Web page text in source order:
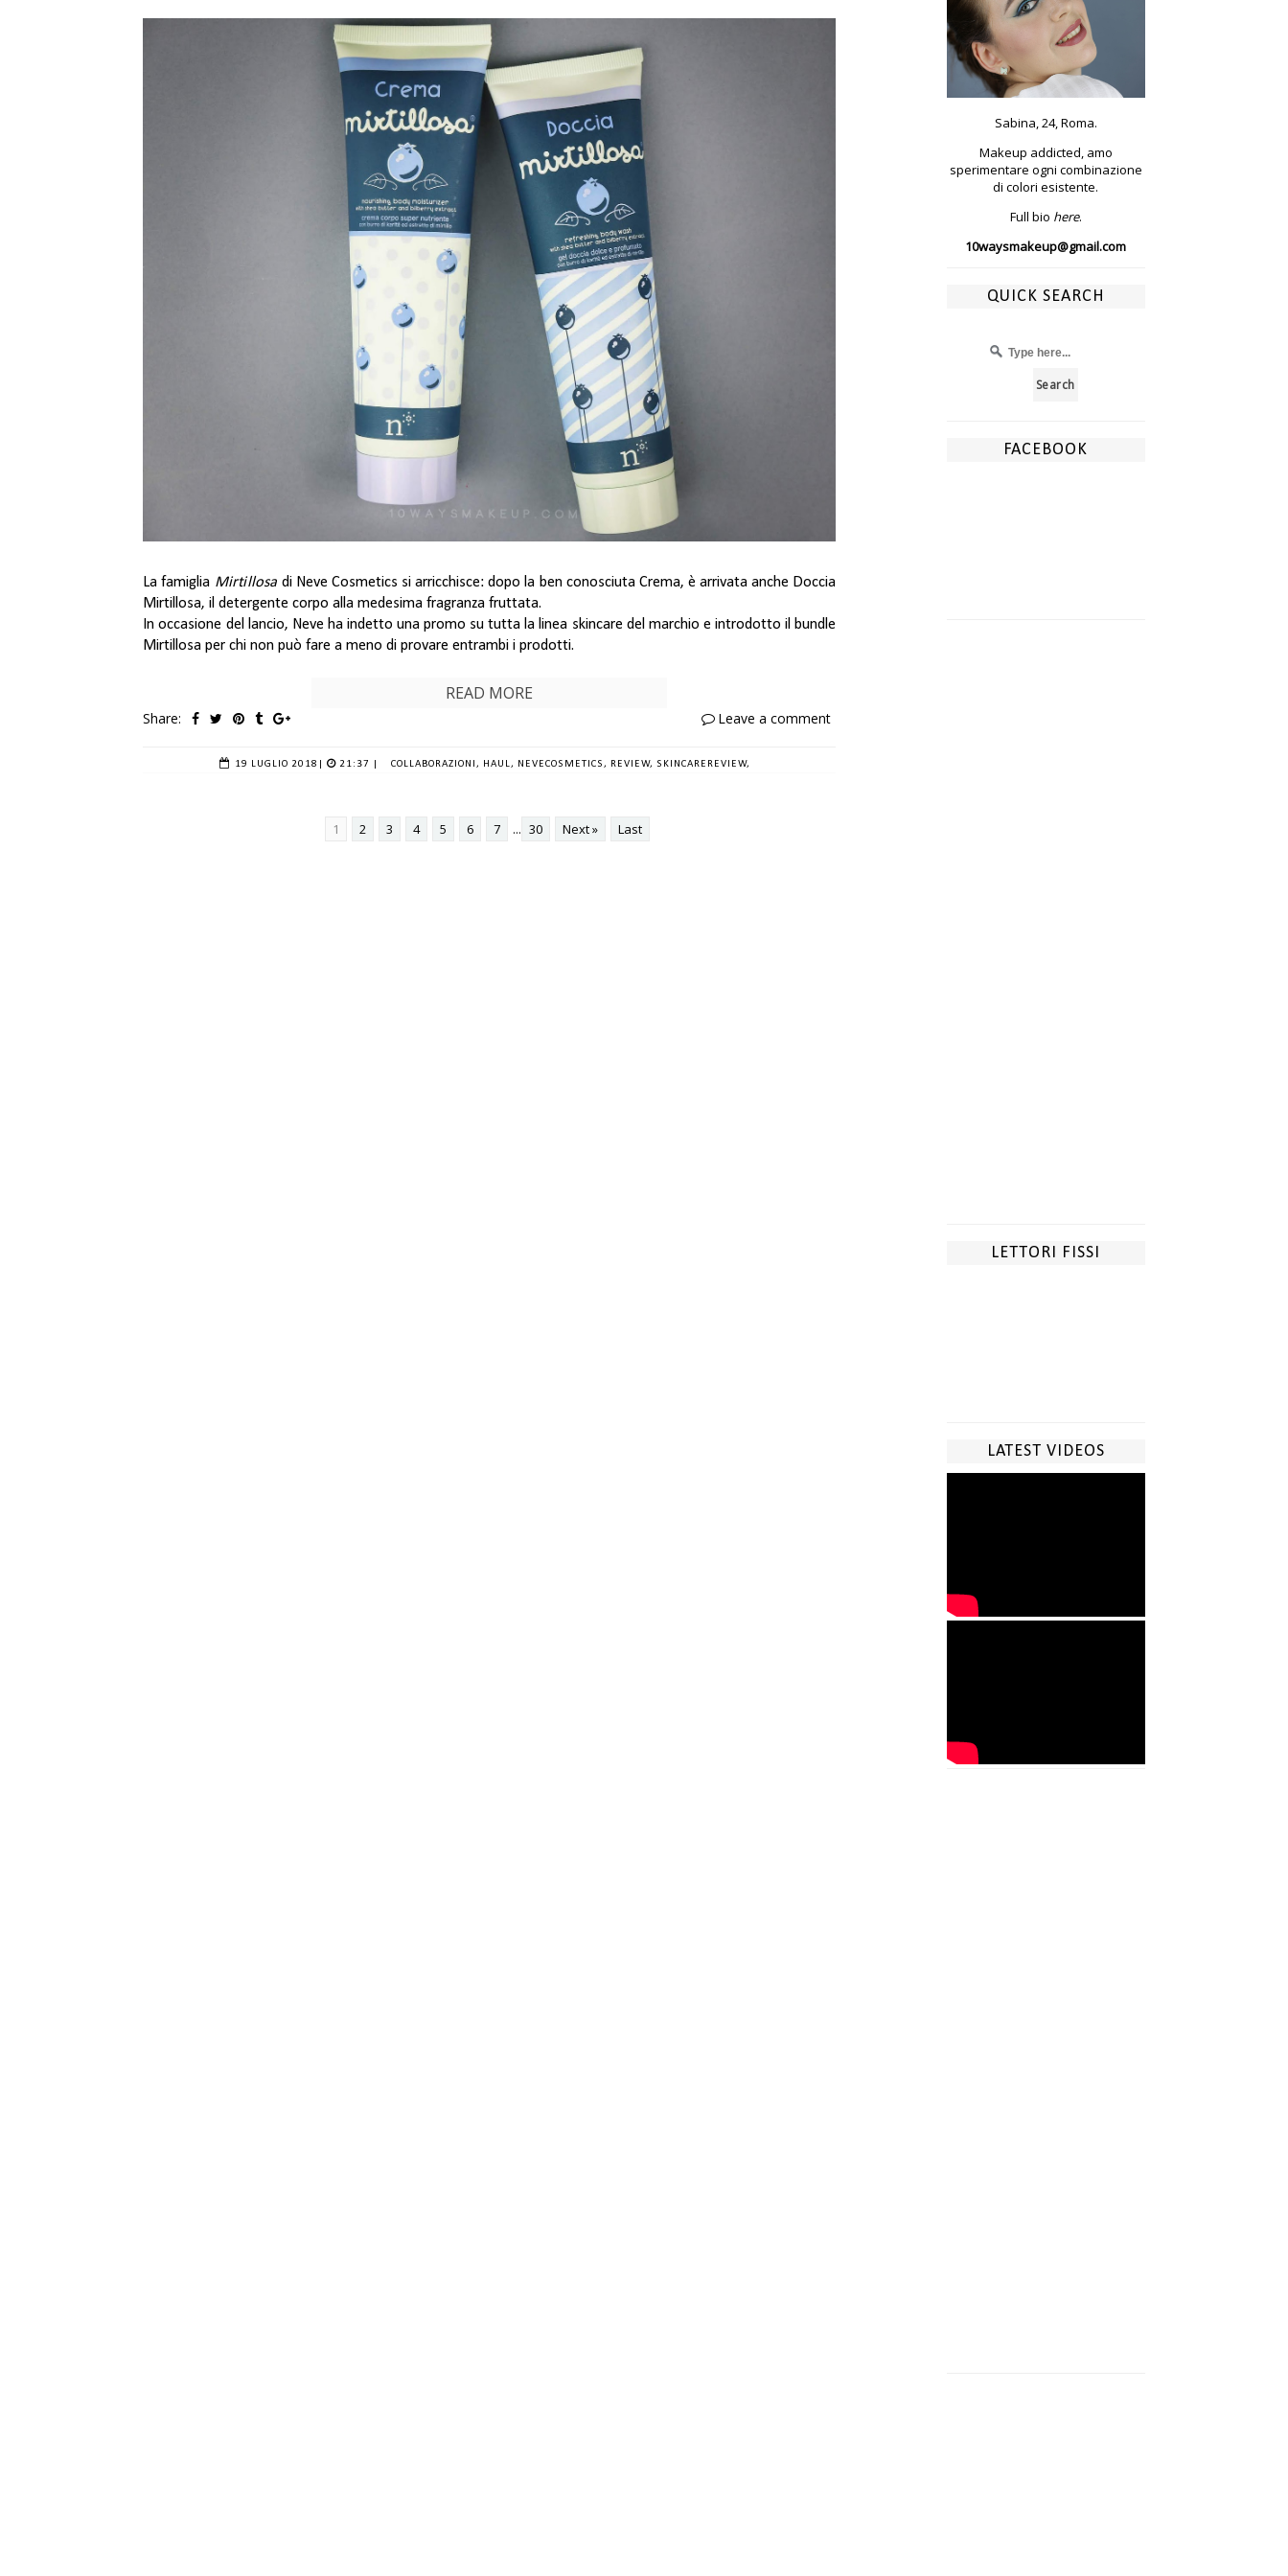
La famiglia Mirtillosa di Neve Cosmetics si arricchisce: dopo la ben conosciuta Crema, è arrivata anche Doccia
Mirtillosa, il detergente corpo alla medesima fragranza fruttata.
In occasione del lancio, Neve ha indetto una promo su tutta la linea skincare del marchio e introdotto il bundle
Mirtillosa per chi non può fare a meno di provare entrambi i prodotti.
READ MORE
Share: Leave a comment
19 LUGLIO 2018 21:37 | COLLABORAZIONI, HAUL, NEVECOSMETICS, REVIEW, SKINCAREREVIEW,
1 2 3 4 5 6 7 ... 30 Next » Last
Sabina, 24, Roma.
Makeup addicted, amo
sperimentare ogni combinazione
di colori esistente.
Full bio here.
10waysmakeup@gmail.com
QUICK SEARCH
FACEBOOK
LETTORI FISSI
LATEST VIDEOS